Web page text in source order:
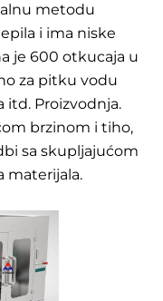
metodu
i ima niske
je 600 otkucaja u
za pitku vodu
itd. Proizvodnja.
brzinom i tiho,
sa skupljajućom
materijala.